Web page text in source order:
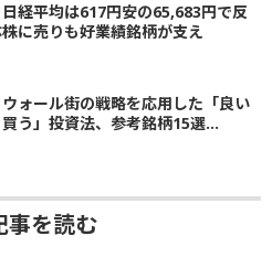
日経平均は617円安の65,683円で反
に売りも好業績銘柄が支え
ウォール街の戦略を応用した「良い
う」投資法、参考銘柄15選...
事を読む